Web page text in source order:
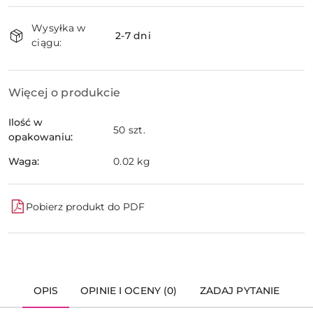
i
dostawa
Wysyłka w
ciągu:
2-7 dni
Więcej o produkcie
Ilość w
opakowaniu:
50 szt.
Waga: 0.02 kg
Pobierz produkt do PDF
OPIS OPINIE I OCENY (0) ZADAJ PYTANIE